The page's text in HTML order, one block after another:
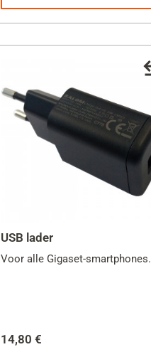
USB lader
Voor alle Gigaset-smartphones.
14,80 €